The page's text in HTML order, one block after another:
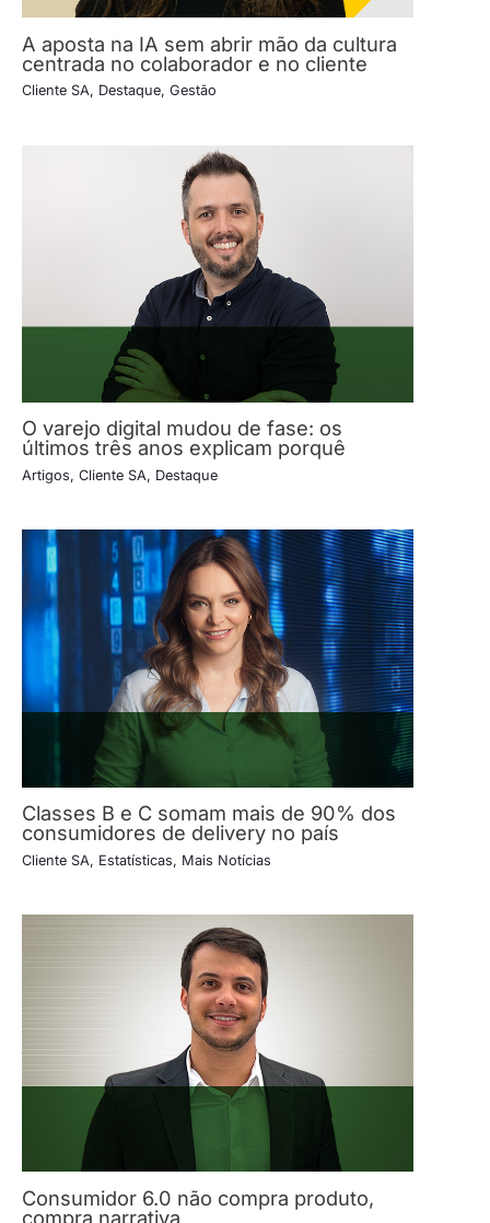
A aposta na IA sem abrir mão da cultura
centrada no colaborador e no cliente
Cliente SA, Destaque, Gestão
O varejo digital mudou de fase: os
últimos três anos explicam porquê
Artigos, Cliente SA, Destaque
Classes B e C somam mais de 90% dos
consumidores de delivery no país
Cliente SA, Estatísticas, Mais Notícias
Consumidor 6.0 não compra produto,
compra narrativa